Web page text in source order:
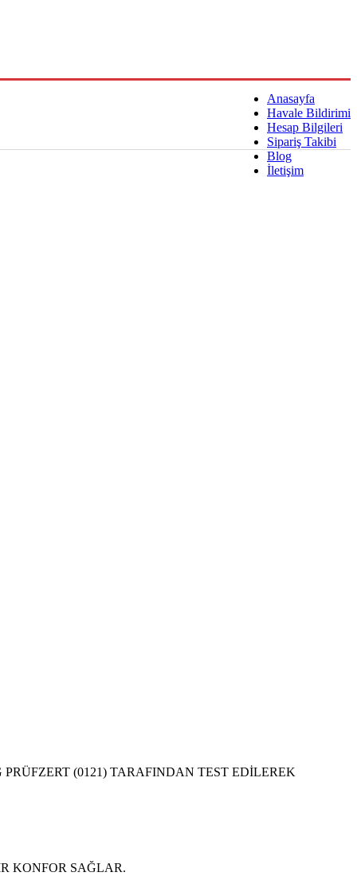
Anasayfa
Havale Bildirimi
Hesap Bilgileri
Sipariş Takibi
Blog
İletişim
(0121) TARAFINDAN TEST EDİLEREK
KONFOR SAĞLAR.